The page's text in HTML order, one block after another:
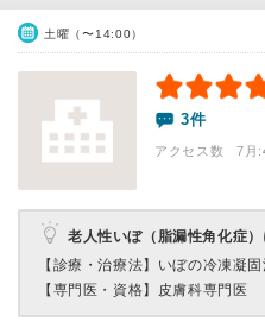
土曜（〜14:00）
3件
アクセス数 7月:
老人性いぼ（脂漏性角化症）
【診療・治療法】 いぼの冷凍凝固
【専門医・資格】 皮膚科専門医